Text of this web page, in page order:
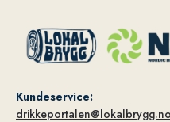
Kundeservice:
drikkeportalen@lokalbrygg.no